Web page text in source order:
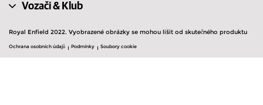
Severní Makedonie
Velká Británie
Kypr
Vozači & Klub
Royal Enfield 2022. Vyobrazené obrázky se mohou lišit od skutečného produktu
Ochrana osobních údajů Podmínky Soubory cookie